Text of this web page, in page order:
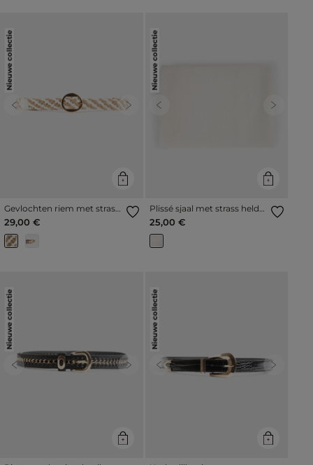
Nieuwe collectie
Previous Next
Gevlochten riem met strass
helder wit vrouw
29,00 €
Nieuwe collectie
Previous Next
Plissé sjaal met strass helder
wit vrouw
25,00 €
Nieuwe collectie
Previous Next
Nieuwe collectie
Previous Next